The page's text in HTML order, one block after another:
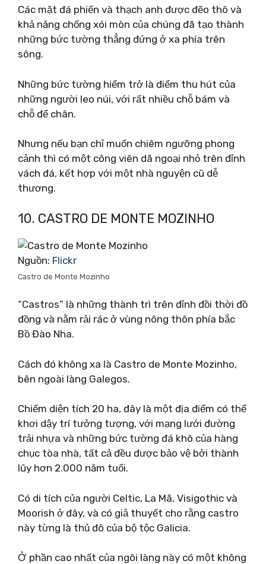
Các mặt đá phiến và thạch anh được đẽo thô và
khả năng chống xói mòn của chúng đã tạo thành
những bức tường thẳng đứng ở xa phía trên
sông.
Những bức tường hiểm trở là điểm thu hút của
những người leo núi, với rất nhiều chỗ bám và
chỗ để chân.
Nhưng nếu bạn chỉ muốn chiêm ngưỡng phong
cảnh thì có một công viên dã ngoại nhỏ trên đỉnh
vách đá, kết hợp với một nhà nguyện cũ dễ
thương.
10. CASTRO DE MONTE MOZINHO
Nguồn: Flickr
Castro de Monte Mozinho
“Castros” là những thành trì trên đỉnh đồi thời đồ
đồng và nằm rải rác ở vùng nông thôn phía bắc
Bồ Đào Nha.
Cách đó không xa là Castro de Monte Mozinho,
bên ngoài làng Galegos.
Chiếm diện tích 20 ha, đây là một địa điểm có thể
khơi dậy trí tưởng tượng, với mạng lưới đường
trải nhựa và những bức tường đá khô của hàng
chục tòa nhà, tất cả đều được bảo vệ bởi thành
lũy hơn 2.000 năm tuổi.
Có di tích của người Celtic, La Mã, Visigothic và
Moorish ở đây, và có giả thuyết cho rằng castro
này từng là thủ đô của bộ tộc Galicia.
Ở phần cao nhất của ngôi làng này có một không